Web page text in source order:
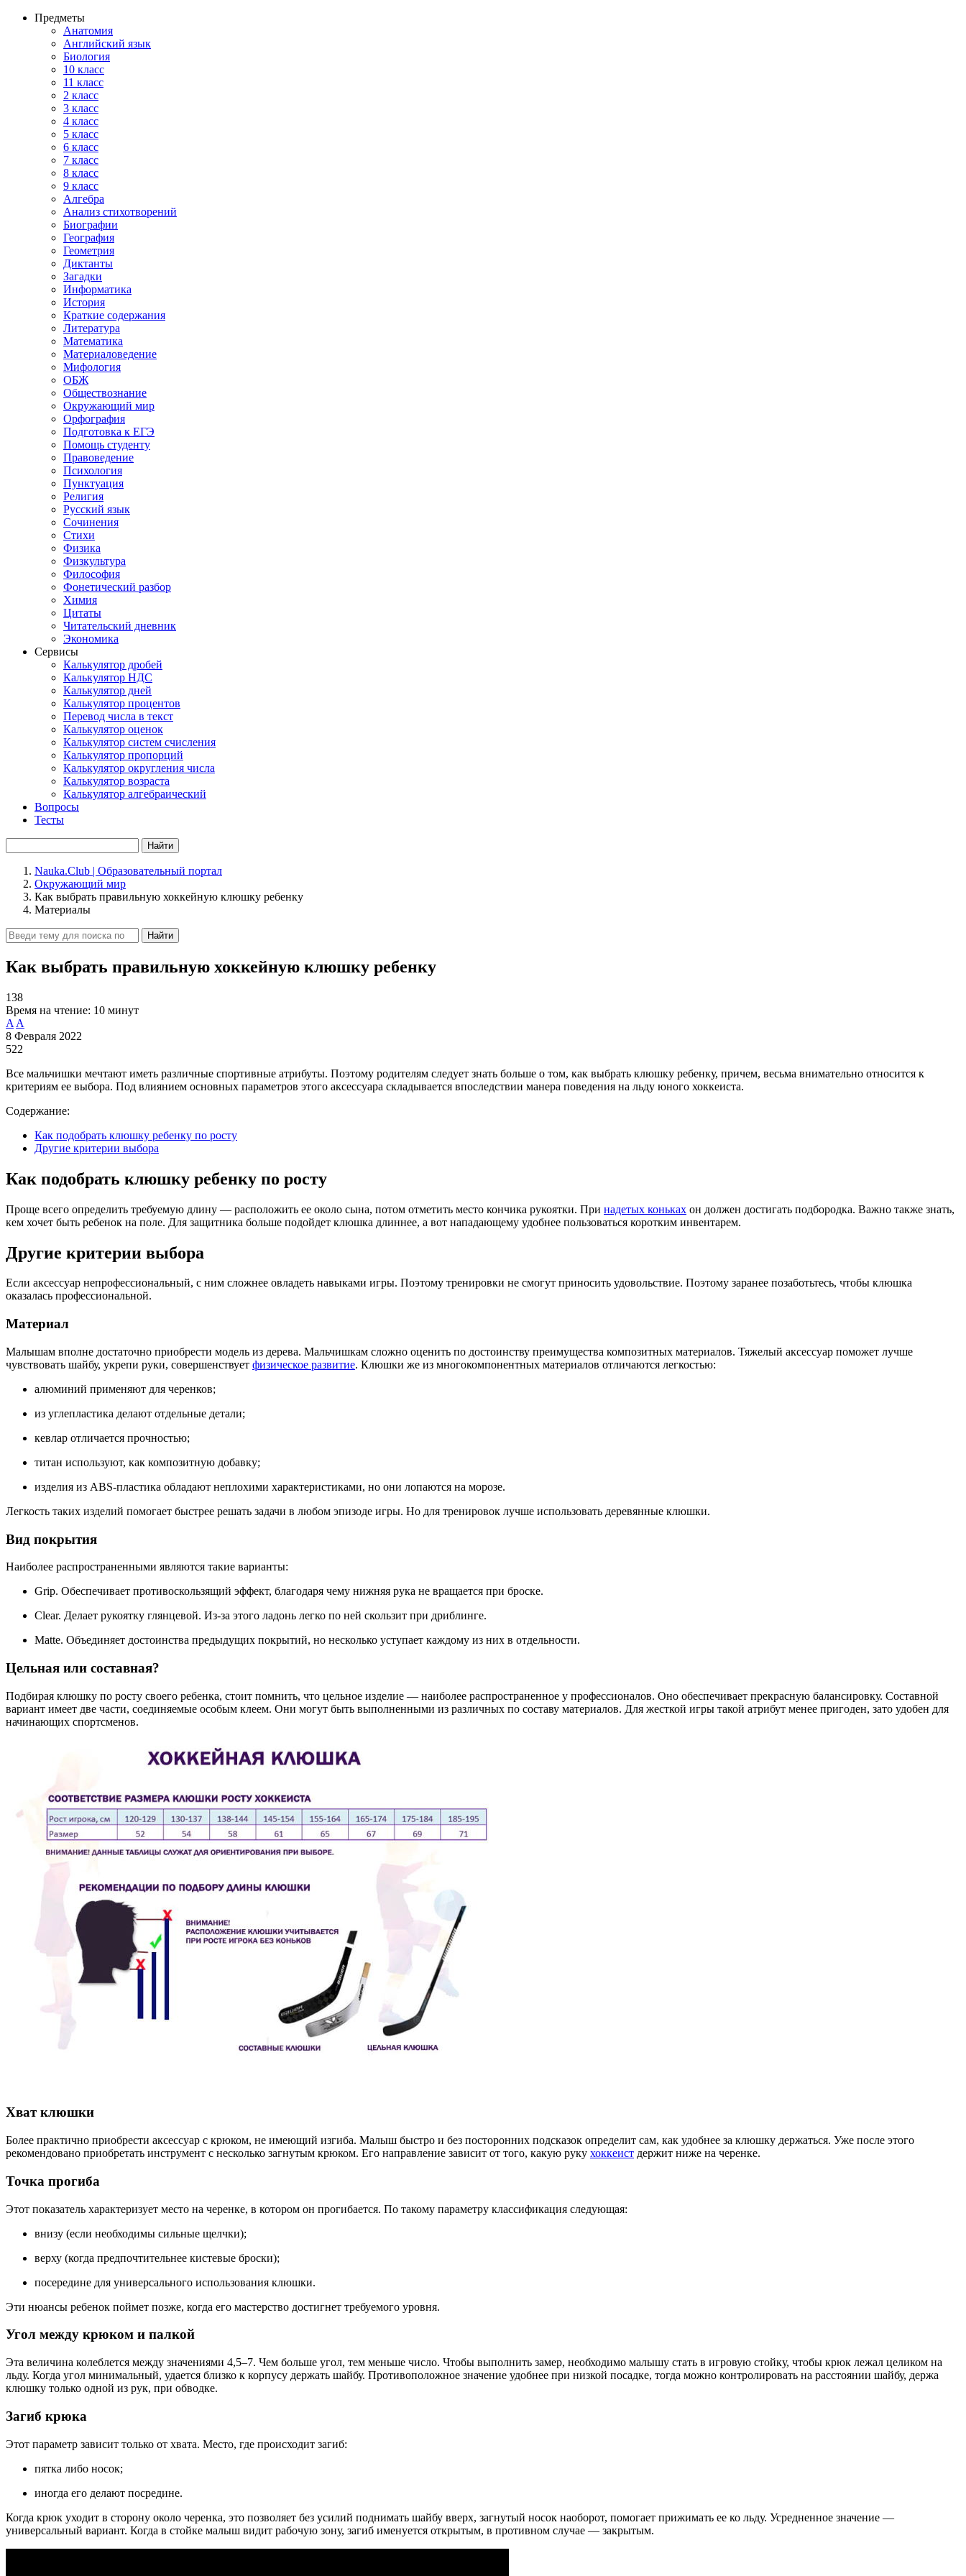
Предметы
Анатомия
Английский язык
Биология
10 класс
11 класс
2 класс
3 класс
4 класс
5 класс
6 класс
7 класс
8 класс
9 класс
Алгебра
Анализ стихотворений
Биографии
География
Геометрия
Диктанты
Загадки
Информатика
История
Краткие содержания
Литература
Математика
Материаловедение
Мифология
ОБЖ
Обществознание
Окружающий мир
Орфография
Подготовка к ЕГЭ
Помощь студенту
Правоведение
Психология
Пунктуация
Религия
Русский язык
Сочинения
Стихи
Физика
Физкультура
Философия
Фонетический разбор
Химия
Цитаты
Читательский дневник
Экономика
Сервисы
Калькулятор дробей
Калькулятор НДС
Калькулятор дней
Калькулятор процентов
Перевод числа в текст
Калькулятор оценок
Калькулятор систем счисления
Калькулятор пропорций
Калькулятор округления числа
Калькулятор возраста
Калькулятор алгебраический
Вопросы
Тесты
Найти
Nauka.Club | Образовательный портал
Окружающий мир
Как выбрать правильную хоккейную клюшку ребенку
Материалы
Найти
Как выбрать правильную хоккейную клюшку ребенку
138
Время на чтение: 10 минут
A A
8 Февраля 2022
522
Все мальчишки мечтают иметь различные спортивные атрибуты. Поэтому родителям следует знать больше о том, как выбрать клюшку ребенку, причем, весьма внимательно относится к
критериям ее выбора. Под влиянием основных параметров этого аксессуара складывается впоследствии манера поведения на льду юного хоккеиста.
Содержание:
Как подобрать клюшку ребенку по росту
Другие критерии выбора
Как подобрать клюшку ребенку по росту
Проще всего определить требуемую длину — расположить ее около сына, потом отметить место кончика рукоятки. При надетых коньках он должен достигать подбородка. Важно также знать,
кем хочет быть ребенок на поле. Для защитника больше подойдет клюшка длиннее, а вот нападающему удобнее пользоваться коротким инвентарем.
Другие критерии выбора
Если аксессуар непрофессиональный, с ним сложнее овладеть навыками игры. Поэтому тренировки не смогут приносить удовольствие. Поэтому заранее позаботьтесь, чтобы клюшка
оказалась профессиональной.
Материал
Малышам вполне достаточно приобрести модель из дерева. Мальчишкам сложно оценить по достоинству преимущества композитных материалов. Тяжелый аксессуар поможет лучше
чувствовать шайбу, укрепи руки, совершенствует физическое развитие. Клюшки же из многокомпонентных материалов отличаются легкостью:
алюминий применяют для черенков;
из углепластика делают отдельные детали;
кевлар отличается прочностью;
титан используют, как композитную добавку;
изделия из ABS-пластика обладают неплохими характеристиками, но они лопаются на морозе.
Легкость таких изделий помогает быстрее решать задачи в любом эпизоде игры. Но для тренировок лучше использовать деревянные клюшки.
Вид покрытия
Наиболее распространенными являются такие варианты:
Grip. Обеспечивает противоскользящий эффект, благодаря чему нижняя рука не вращается при броске.
Clear. Делает рукоятку глянцевой. Из-за этого ладонь легко по ней скользит при дриблинге.
Matte. Объединяет достоинства предыдущих покрытий, но несколько уступает каждому из них в отдельности.
Цельная или составная?
Подбирая клюшку по росту своего ребенка, стоит помнить, что цельное изделие — наиболее распространенное у профессионалов. Оно обеспечивает прекрасную балансировку. Составной
вариант имеет две части, соединяемые особым клеем. Они могут быть выполненными из различных по составу материалов. Для жесткой игры такой атрибут менее пригоден, зато удобен для
начинающих спортсменов.
Хват клюшки
Более практично приобрести аксессуар с крюком, не имеющий изгиба. Малыш быстро и без посторонних подсказок определит сам, как удобнее за клюшку держаться. Уже после этого
рекомендовано приобретать инструмент с несколько загнутым крюком. Его направление зависит от того, какую руку хоккеист держит ниже на черенке.
Точка прогиба
Этот показатель характеризует место на черенке, в котором он прогибается. По такому параметру классификация следующая:
внизу (если необходимы сильные щелчки);
верху (когда предпочтительнее кистевые броски);
посередине для универсального использования клюшки.
Эти нюансы ребенок поймет позже, когда его мастерство достигнет требуемого уровня.
Угол между крюком и палкой
Эта величина колеблется между значениями 4,5–7. Чем больше угол, тем меньше число. Чтобы выполнить замер, необходимо малышу стать в игровую стойку, чтобы крюк лежал целиком на
льду. Когда угол минимальный, удается близко к корпусу держать шайбу. Противоположное значение удобнее при низкой посадке, тогда можно контролировать на расстоянии шайбу, держа
клюшку только одной из рук, при обводке.
Загиб крюка
Этот параметр зависит только от хвата. Место, где происходит загиб:
пятка либо носок;
иногда его делают посредине.
Когда крюк уходит в сторону около черенка, это позволяет без усилий поднимать шайбу вверх, загнутый носок наоборот, помогает прижимать ее ко льду. Усредненное значение —
универсальный вариант. Когда в стойке малыш видит рабочую зону, загиб именуется открытым, в противном случае — закрытым.